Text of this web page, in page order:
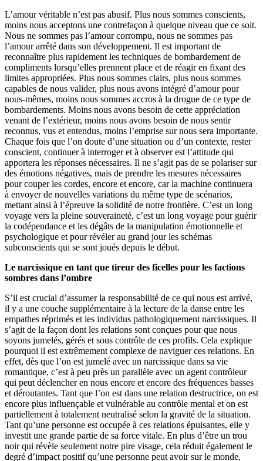
L’amour véritable n’est pas abusif. Plus nous sommes conscients,
moins nous acceptons une contrefaçon à quelque niveau que ce soit.
Nous ne sommes pas l’amour corrompu, nous ne sommes pas
l’amour arrêté dans son développement. Il est important de
reconnaître plus rapidement les techniques de bombardement de
compliments lorsqu’elles prennent place et de réagir en fixant des
limites appropriées. Plus nous sommes clairs, plus nous sommes
capables de nous valider, plus nous avons intégré d’amour pour
nous-mêmes, moins nous sommes accros à la drogue de ce type de
bombardements. Moins nous avons besoin de cette appréciation
venant de l’extérieur, moins nous avons besoin de nous sentir
reconnus, vus et entendus, moins l’emprise sur nous sera importante.
Chaque fois que l’on doute d’une situation ou d’un contexte, rester
conscient, continuer à interroger et à observer est l’attitude qui
apportera les réponses nécessaires. Il ne s’agit pas de se polariser sur
des émotions négatives, mais de prendre les mesures nécessaires
pour couper les cordes, encore et encore, car la machine continuera
à envoyer de nouvelles variations du même type de scénarios,
mettant ainsi à l’épreuve la solidité de notre frontière. C’est un long
voyage vers la pleine souveraineté, c’est un long voyage pour guérir
la codépendance et les dégâts de la manipulation émotionnelle et
psychologique et pour révéler au grand jour les schémas
subconscients qui se sont joués depuis le début.
Le narcissique en tant que tireur des ficelles pour les factions
sombres dans l’ombre
S’il est crucial d’assumer la responsabilité de ce qui nous est arrivé,
il y a une couche supplémentaire à la lecture de la danse entre les
empathes réprimés et les individus pathologiquement narcissiques. Il
s’agit de la façon dont les relations sont conçues pour que nous
soyons jumelés, gérés et sous contrôle de ces profils. Cela explique
pourquoi il est extrêmement complexe de naviguer ces relations. En
effet, dès que l’on est jumelé avec un narcissique dans sa vie
romantique, c’est à peu près un parallèle avec un agent contrôleur
qui peut déclencher en nous encore et encore des fréquences basses
et déroutantes. Tant que l’on est dans une relation destructrice, on est
encore plus influençable et vulnérable au contrôle mental et on est
partiellement à totalement neutralisé selon la gravité de la situation.
Tant qu’une personne est occupée à ces relations épuisantes, elle y
investit une grande partie de sa force vitale. En plus d’être un trou
noir qui révèle seulement notre pire visage, cela réduit également le
degré d’impact positif qu’une personne peut avoir sur le monde,